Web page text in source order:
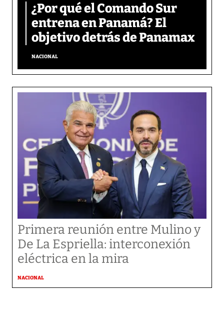
¿Por qué el Comando Sur
entrena en Panamá? El
objetivo detrás de Panamax
NACIONAL
Primera reunión entre Mulino y
De La Espriella: interconexión
eléctrica en la mira
NACIONAL